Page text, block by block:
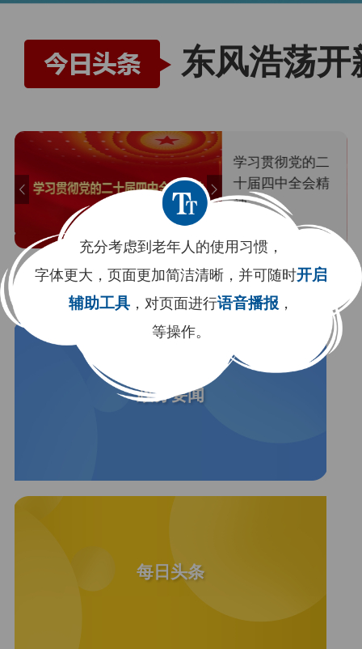
充分考虑到老年人的使用习惯，
字体更大，页面更加简洁清晰，并可随时开启
辅助工具 ，对页面进行语音播报 ，
等操作。
东风浩荡
学习贯彻党的二
十届四中全会精
神
新闻中心
政务要闻
每日头条